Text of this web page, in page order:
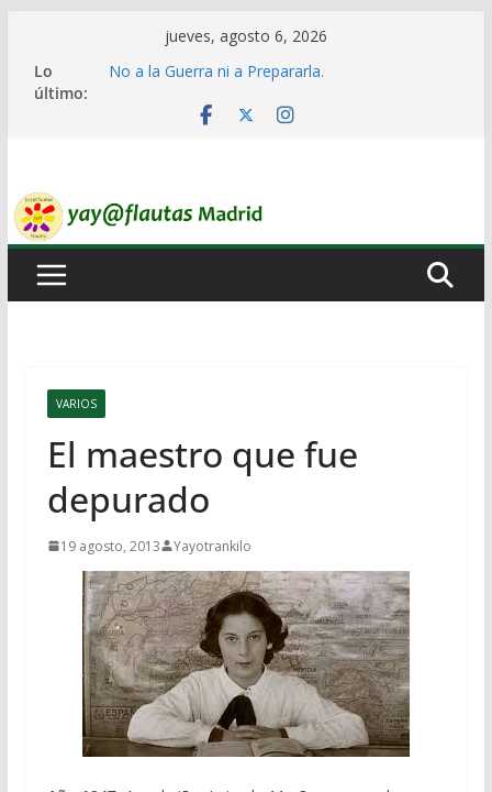
contenido
jueves, agosto 6, 2026
Lo
último:
No a la Guerra ni a Prepararla.
Ni un Euro para el Rearme. Ni un Voto para la
VARIOS
El maestro que fue
depurado
19 agosto, 2013 Yayotrankilo